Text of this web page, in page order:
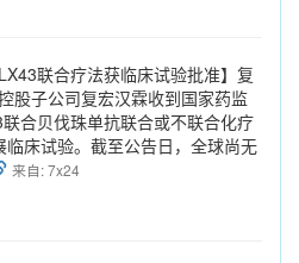
联合疗法获临床试验批准】复
股子公司复宏汉霖收到国家药监
合贝伐珠单抗联合或不联合化疗
床试验。截至公告日，全球尚无
来自: 7x24